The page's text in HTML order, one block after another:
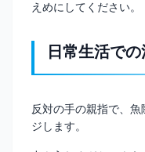
えめにしてください。
日常生活で
反対の手の親指で、
ジします。